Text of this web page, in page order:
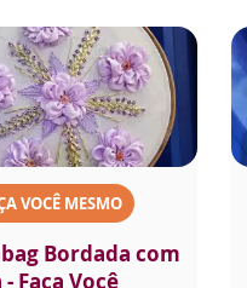
VOCÊ MESMO
Bordada com
- Faça Você